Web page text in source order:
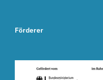
Förderer